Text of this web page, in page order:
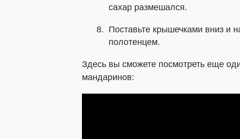
сахар размешался.
Поставьте крышечками вниз и
полотенцем.
Здесь вы сможете посмотреть еще
мандаринов: